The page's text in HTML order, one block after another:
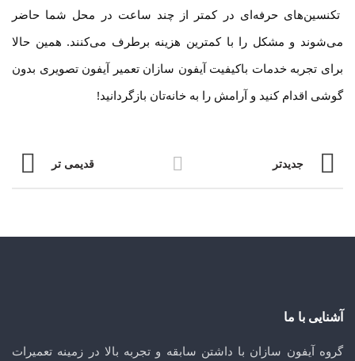
تکنسین‌های حرفه‌ای در کمتر از چند ساعت در محل شما حاضر
می‌شوند و مشکل را با کمترین هزینه برطرف می‌کنند. همین حالا
برای تجربه خدمات باکیفیت آیفون سازان تعمیر آیفون تصویری بدون
گوشی اقدام کنید و آرامش را به خانه‌تان بازگردانید!
جدیدتر قدیمی تر
آشنایی با ما
گروه آیفون سازان با داشتن سابقه و تجربه بالا در زمینه تعمیرات